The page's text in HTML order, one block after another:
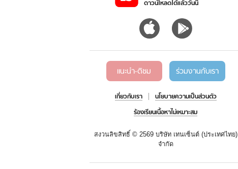
ดาวน์โหลดได้แล้ววันนี้
แนะนำ-ติชม ร่วมงานกับเรา
เกี่ยวกับเรา
นโยบายความเป็นส่วนตัว
ร้องเรียนเนื้อหาไม่เหมาะสม
สงวนลิขสิทธิ์ © 2569 บริษัท เทนเซ็นต์ (ประเทศไทย)
จำกัด